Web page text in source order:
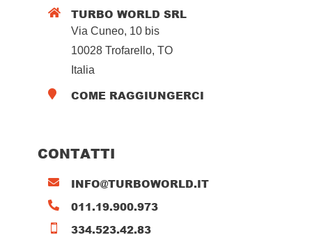
 TURBO WORLD SRL
Via Cuneo, 10 bis
10028 Trofarello, TO
Italia
 COME RAGGIUNGERCI
CONTATTI
 INFO@TURBOWORLD.IT
 011.19.900.973
 334.523.42.83